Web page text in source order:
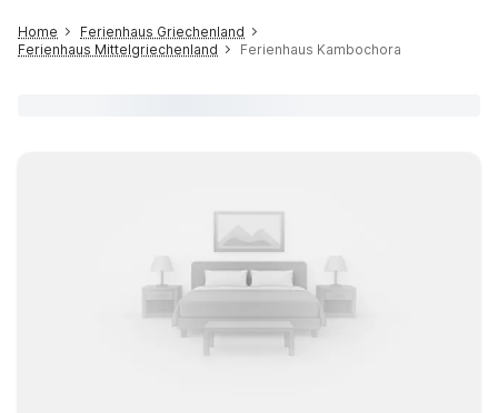
Home
Ferienhaus Griechenland
Ferienhaus Mittelgriechenland
Ferienhaus Kambochora